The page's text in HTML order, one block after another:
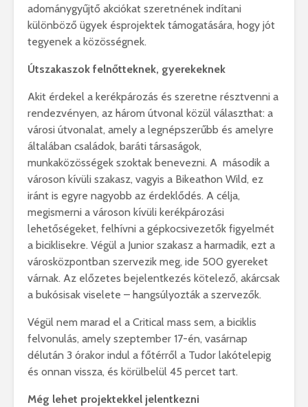
adománygyűjtő akciókat szeretnének indítani
különböző ügyek ésprojektek támogatására, hogy jót
tegyenek a közösségnek.
Útszakaszok felnőtteknek, gyerekeknek
Akit érdekel a kerékpározás és szeretne résztvenni a
rendezvényen, az három útvonal közül választhat: a
városi útvonalat, amely a legnépszerűbb és amelyre
általában családok, baráti társaságok,
munkaközösségek szoktak benevezni. A második a
városon kívüli szakasz, vagyis a Bikeathon Wild, ez
iránt is egyre nagyobb az érdeklődés. A célja,
megismerni a városon kívüli kerékpározási
lehetőségeket, felhívni a gépkocsivezetők figyelmét
a biciklisekre. Végül a Junior szakasz a harmadik, ezt a
városközpontban szervezik meg, ide 500 gyereket
várnak. Az előzetes bejelentkezés kötelező, akárcsak
a bukósisak viselete – hangsúlyozták a szervezők.
Végül nem marad el a Critical mass sem, a biciklis
felvonulás, amely szeptember 17-én, vasárnap
délután 3 órakor indul a főtérről a Tudor lakótelepig
és onnan vissza, és körülbelül 45 percet tart.
Még lehet projektekkel jelentkezni